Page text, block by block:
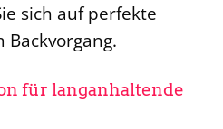
sich auf perfekte
Backvorgang.
für langanhaltende